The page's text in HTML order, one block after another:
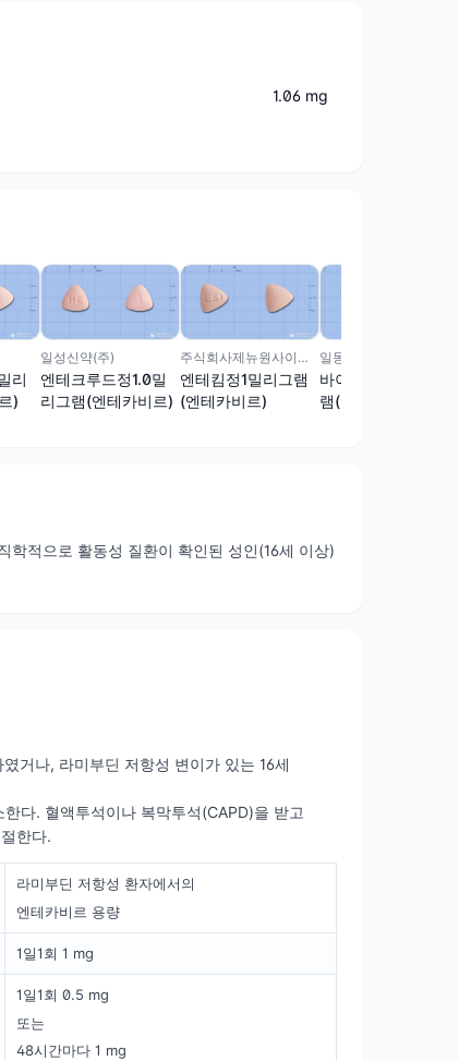
1.06 mg
리
)
일성신약(주)
엔테크루드정1.0밀
리그램(엔테카비르)
주식회사제뉴원사이언스
엔테킴정1밀리그램
(엔테카비르)
일동제약(주)
바이큐어정1밀리그
램(엔테카비르)(수출
학적으로 활동성 질환이 확인된 성인(16세 이상)
거나, 라미부딘 저항성 변이가 있는 16세
다. 혈액투석이나 복막투석(CAPD)을 받고
한다.
라미부딘 저항성 환자에서의
엔테카비르 용량
1일1회 1 mg
1일1회 0.5 mg
또는
48시간마다 1 mg